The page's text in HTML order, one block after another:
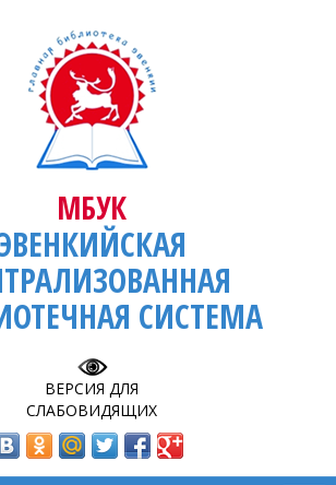
МБУК
СИСТЕМА
ВЕРСИЯ ДЛЯ
СЛАБОВИДЯЩИХ